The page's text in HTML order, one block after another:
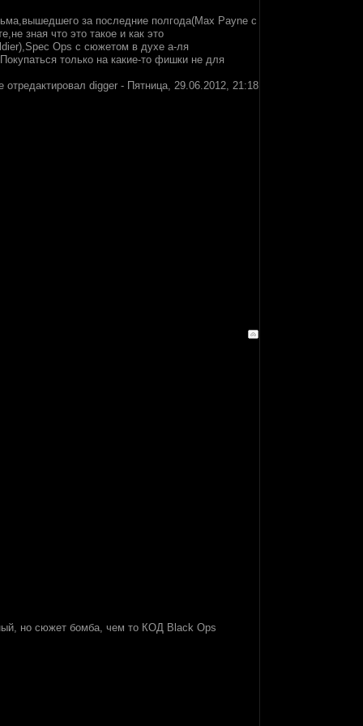
за последние полгода(Max Payne с
зная что это такое и как это
Ops с сюжетом в духе а-ля
только на какие-то фишки не для
отредактировал digger - Пятница, 29.06.2012, 21:18
но сюжет бомба, чем то КОД Black Ops